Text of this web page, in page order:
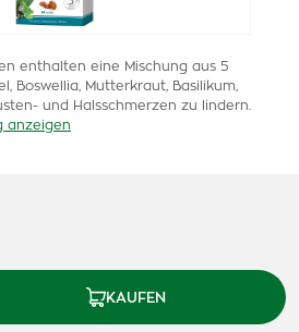
enthalten eine Mischung aus 5
Boswellia, Mutterkraut, Basilikum,
und Halsschmerzen zu lindern.
anzeigen
KAUFEN